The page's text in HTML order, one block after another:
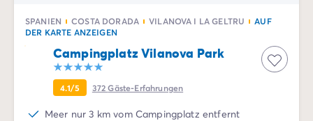
SPANIEN COSTA DORADA VILANOVA I LA GELTRU
AUF
DER KARTE ANZEIGEN
Campingplatz Vilanova Park
4.1/5 372Gäste-Erfahrungen
Meer nur 3 km vom Campingplatz entfernt